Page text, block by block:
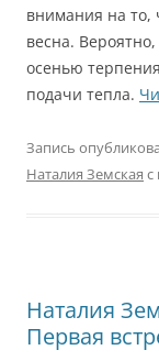
внимания на то,
весна.
осенью
подачи тепла.
Запись
Наталия Земская с
Наталия
Первая